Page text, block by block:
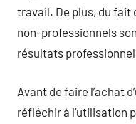
travail. De plus, du fait
non-professionnels
résultats
Avant de faire l’achat
réfléchir à l’utilisation